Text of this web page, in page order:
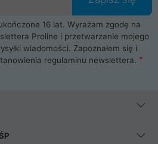
16 lat. Wyrażam zgodę na
Proline i przetwarzanie mojego
wiadomości. Zapoznałem się i
regulaminu newslettera.